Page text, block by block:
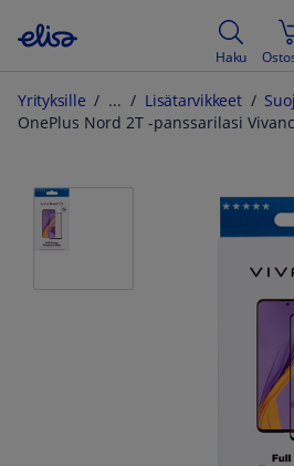
Haku
Yrityksille Lisätarvikkeet
OnePlus Nord 2T -panssarilasi